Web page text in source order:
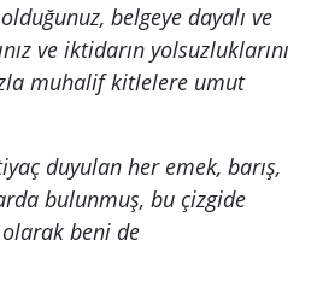
belgeye dayalı ve
ve iktidarın yolsuzluklarını
muhalif kitlelere umut
duyulan her emek, barış,
bulunmuş, bu çizgide
beni de